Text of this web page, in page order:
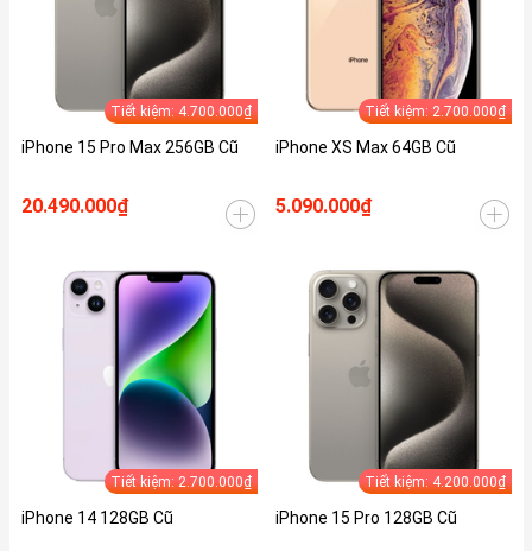
Tiết kiệm: 4.700.000₫
iPhone 15 Pro Max 256GB Cũ
20.490.000₫
Tiết kiệm: 2.700.000₫
iPhone XS Max 64GB Cũ
5.090.000₫
Tiết kiệm: 2.700.000₫
iPhone 14 128GB Cũ
Tiết kiệm: 4.200.000₫
iPhone 15 Pro 128GB Cũ